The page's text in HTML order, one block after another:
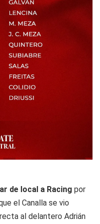
de local a Racing por
el Canalla se vio
al delantero Adrián